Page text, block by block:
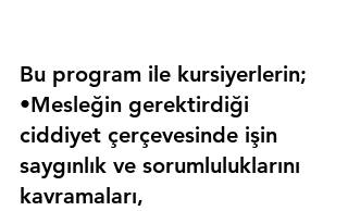
Bu program ile kursiyerlerin;
•Mesleğin gerektirdiği
ciddiyet çerçevesinde işin
saygınlık ve sorumluluklarını
kavramaları,